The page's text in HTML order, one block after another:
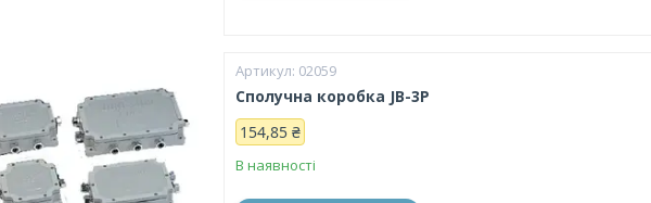
02059
Сполучна коробка JB-3P
154,85 ₴
В наявності